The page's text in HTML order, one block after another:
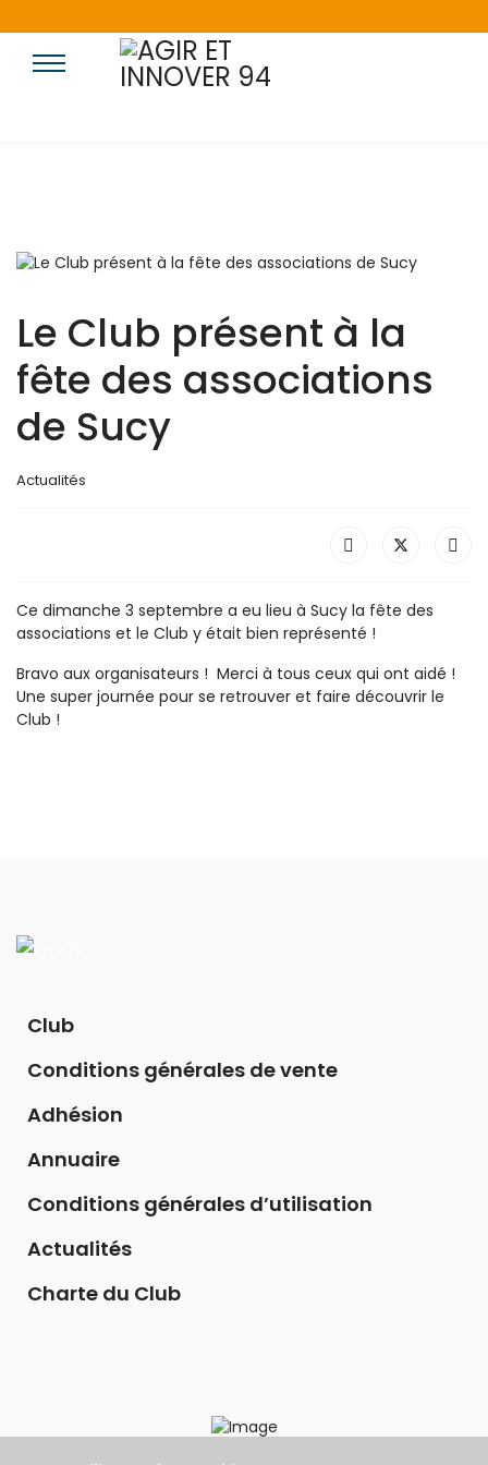
Le Club présent à la
fête des associations
de Sucy
Actualités
Ce dimanche 3 septembre a eu lieu à Sucy la fête des
associations et le Club y était bien représenté !
Bravo aux organisateurs ! Merci à tous ceux qui ont aidé !
Une super journée pour se retrouver et faire découvrir le
Club !
Club
Conditions générales de vente
Adhésion
Annuaire
Conditions générales d’utilisation
Actualités
Charte du Club